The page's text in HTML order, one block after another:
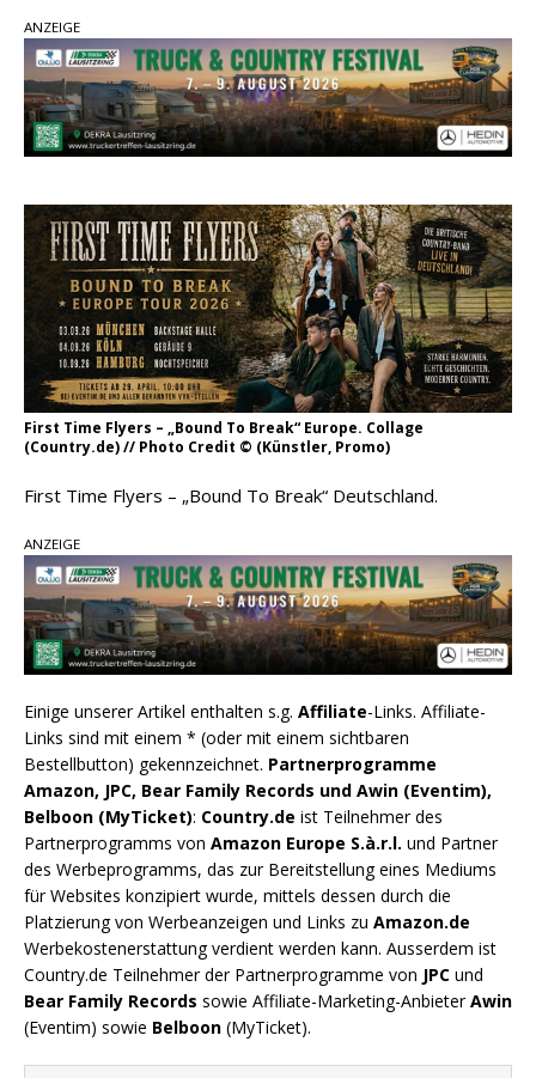
Parton, Bill Anderson und Shaboozey im Fokus
Chris Johnson & The Hollywood Hillbillies
kündigen neues Album mit „Better Days
Ahead“ an
täglich rund 10.000 Leser
ANZEIGE
First Time Flyers – „Bound To Break“ Europe. Collage
(Country.de) // Photo Credit © (Künstler, Promo)
First Time Flyers – „Bound To Break“ Deutschland.
ANZEIGE
Einige unserer Artikel enthalten s.g. Affiliate-Links. Affiliate-
Links sind mit einem * (oder mit einem sichtbaren
Bestellbutton) gekennzeichnet. Partnerprogramme
Amazon, JPC, Bear Family Records und Awin (Eventim),
Belboon (MyTicket): Country.de ist Teilnehmer des
Partnerprogramms von Amazon Europe S.à.r.l. und Partner
des Werbeprogramms, das zur Bereitstellung eines Mediums
für Websites konzipiert wurde, mittels dessen durch die
Platzierung von Werbeanzeigen und Links zu Amazon.de
Werbekostenerstattung verdient werden kann. Ausserdem ist
Country.de Teilnehmer der Partnerprogramme von JPC und
Bear Family Records sowie Affiliate-Marketing-AnbieterAwin
(Eventim) sowie Belboon (MyTicket).